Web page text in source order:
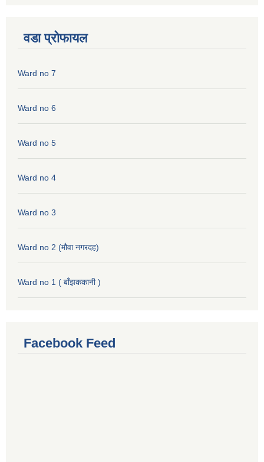
वडा प्रोफायल
Ward no 7
Ward no 6
Ward no 5
Ward no 4
Ward no 3
Ward no 2 (मौवा नगरदह)
Ward no 1 ( बाँझककानी )
Facebook Feed